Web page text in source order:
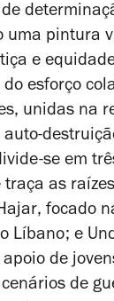
uma pintura
e
esforço
unidas na
se em
traça as
, focado
Líbano; e
de
de